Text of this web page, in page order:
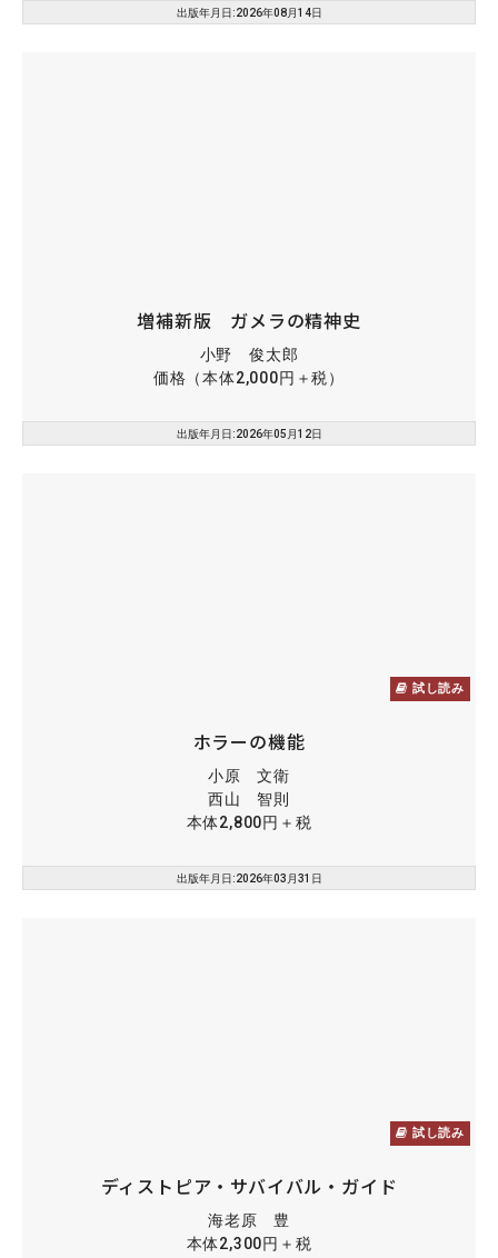
出版年月日:2026年08月14日
増補新版 ガメラの精神史
小野 俊太郎
価格（本体2,000円＋税）
出版年月日:2026年05月12日
試し読み
ホラーの機能
小原 文衛
西山 智則
本体2,800円＋税
出版年月日:2026年03月31日
試し読み
ディストピア・サバイバル・ガイド
海老原 豊
本体2,300円＋税